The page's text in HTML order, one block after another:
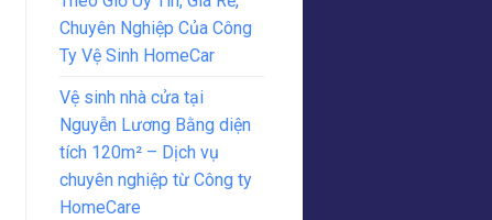
Chuyên Nghiệp Của Công
Ty Vệ Sinh HomeCar
Vệ sinh nhà cửa tại
Nguyễn Lương Bằng diện
tích 120m² – Dịch vụ
chuyên nghiệp từ Công ty
HomeCare